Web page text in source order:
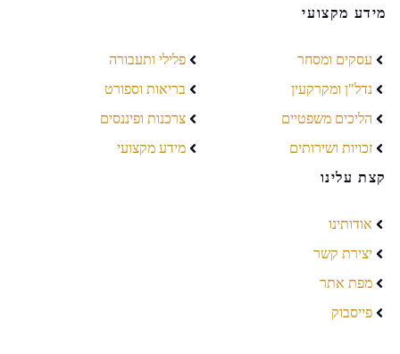
מידע מקצועי
עסקים ומסחר
נדל"ן ומקרקעין
הליכים משפטיים
זכויות ושירותים
פלילי ותעבורה
בריאות וספורט
צרכנות ופיננסים
מידע מקצועי
קצת עלינו
אודותינו
יצירת קשר
מפת אתר
פייסבוק